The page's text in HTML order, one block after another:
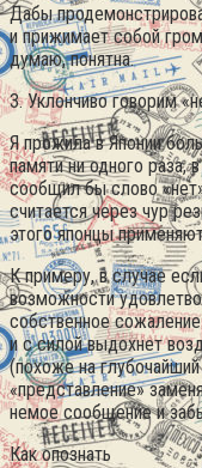
Дабы
и прижимает собой
думаю, понятна.
3. Уклончиво говорим
Я прожила в Японии
памяти ни одного раза,
сообщил бы слово
считается через чур
этого японцы
К примеру, в случае
возможности
собственное
и с силой выдохнет
(похоже на
«представление»
немое сообщение и
Как опознать